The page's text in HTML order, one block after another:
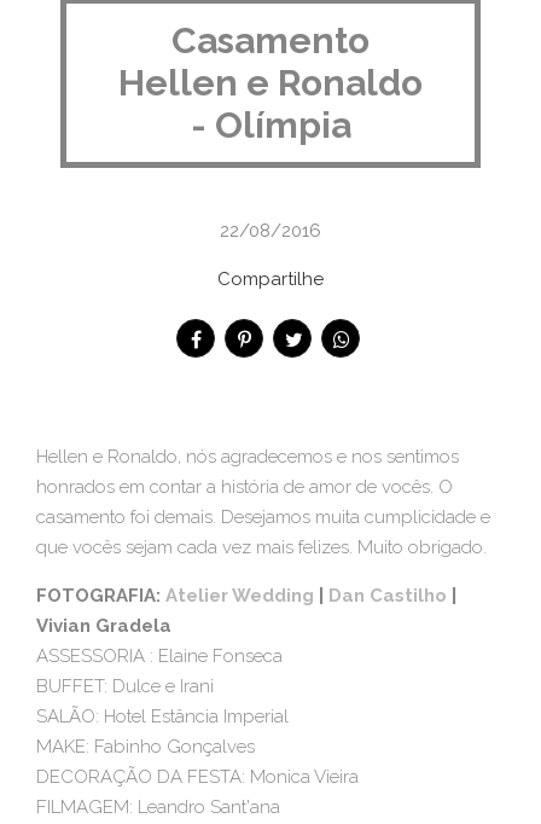
Casamento
Hellen e Ronaldo
- Olímpia
22/08/2016
Compartilhe
Hellen e Ronaldo, nós agradecemos e nos sentimos
honrados em contar a história de amor de vocês. O
casamento foi demais. Desejamos muita cumplicidade e
que vocês sejam cada vez mais felizes. Muito obrigado.
FOTOGRAFIA: Atelier Wedding Dan Castilho
Vivian Gradela
ASSESSORIA : Elaine Fonseca
BUFFET: Dulce e Irani
SALÃO: Hotel Estância Imperial
MAKE: Fabinho Gonçalves
DECORAÇÃO DA FESTA: Monica Vieira
FILMAGEM: Leandro Sant'ana